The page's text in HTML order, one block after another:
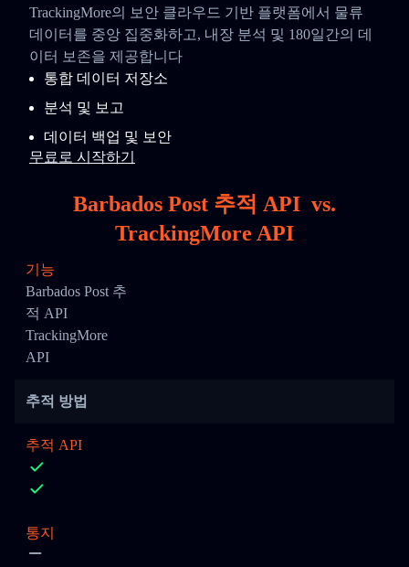
TrackingMore의 보안 클라우드 기반 플랫폼에서 물류
데이터를 중앙 집중화하고, 내장 분석 및 180일간의 데
이터 보존을 제공합니다
통합 데이터 저장소
분석 및 보고
데이터 백업 및 보안
무료로 시작하기
Barbados Post 추적 API vs.
TrackingMore API
기능
Barbados Post 추
적 API
TrackingMore
API
추적 방법
추적 API
통지